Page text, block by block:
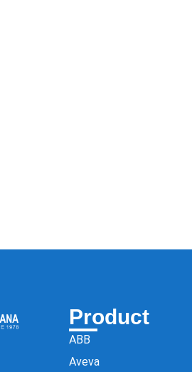
Product
ABB
Aveva